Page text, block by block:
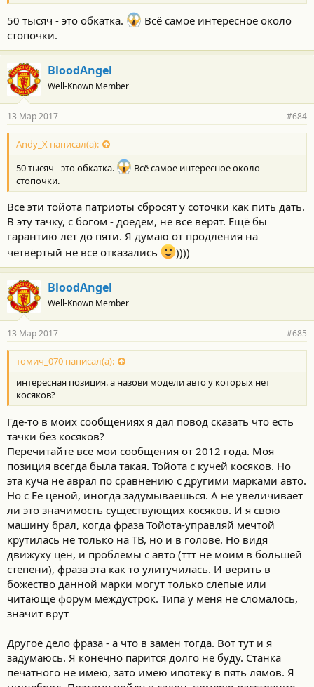
50 тысяч - это обкатка.
Всё самое интересное около
стопочки.
BloodAngel
Well-Known Member
13 Мар 2017 #684
Andy_X написал(а):
50 тысяч - это обкатка.
Всё самое интересное около
стопочки.
Все эти тойота патриоты сбросят у соточки как пить дать.
В эту тачку, с богом - доедем, не все верят. Ещё бы
гарантию лет до пяти. Я думаю от продления на
четвёртый не все отказались
))))
BloodAngel
Well-Known Member
13 Мар 2017 #685
томич_070 написал(а):
интересная позиция. а назови модели авто у которых нет
косяков?
Где-то в моих сообщениях я дал повод сказать что есть
тачки без косяков?
Перечитайте все мои сообщения от 2012 года. Моя
позиция всегда была такая. Тойота с кучей косяков. Но
эта куча не аврал по сравнению с другими марками авто.
Но с Ее ценой, иногда задумываешься. А не увеличивает
ли это значимость существующих косяков. И я свою
машину брал, когда фраза Тойота-управляй мечтой
крутилась не только на ТВ, но и в голове. Но видя
движуху цен, и проблемы с авто (ттт не моим в большей
степени), фраза эта как то улитучилась. И верить в
божество данной марки могут только слепые или
читающе форум междустрок. Типа у меня не сломалось,
значит врут
Другое дело фраза - а что в замен тогда. Вот тут и я
задумаюсь. Я конечно парится долго не буду. Станка
печатного не имею, зато имею ипотеку в пять лямов. Я